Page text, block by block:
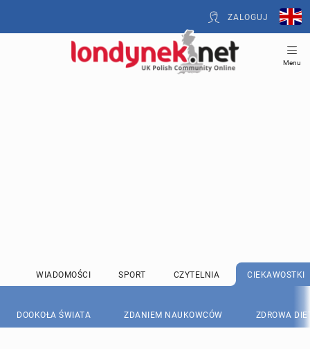
ZALOGUJ
Menu
WIADOMOŚCI SPORT CZYTELNIA CIEKAWOSTKI
DOOKOŁA ŚWIATA ZDANIEM NAUKOWCÓW ZDROWA